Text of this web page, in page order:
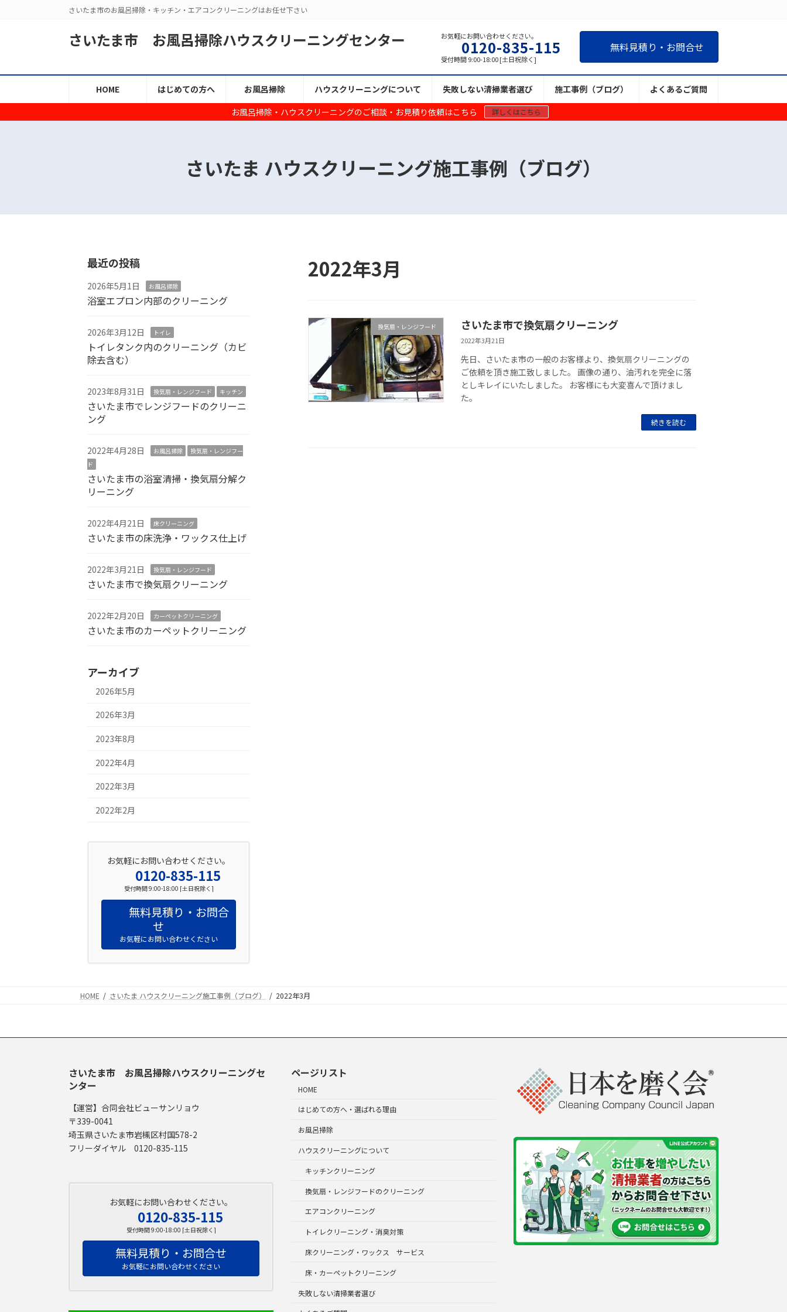
へ
キ
ッ
ョ
に
移
さいたま市のお風呂掃除・キッチン・エアコンクリーニングはお任せ下さい
さいたま市 お風呂掃除ハウスクリーニングセンター お気軽にお問い合わせください。
0120-835-115
受付時間 9:00-18:00 [土日祝除く]
無料見積り・お問合せ
HOME はじめての方へ お風呂掃除 ハウスクリーニングについて 失敗しない清掃業者選び 施工事例（ブログ）
よくあるご質問
お風呂掃除・ハウスクリーニングのご相談・お見積り依頼はこちら
詳しくはこちら
さいたま ハウスクリーニング施工事例（ブログ）
2022年3月
換気扇・レンジフード さいたま市で換気扇クリーニング
2022年3月21日
先日、さいたま市の一般のお客様より、換気扇クリーニングの
ご依頼を頂き施工致しました。 画像の通り、油汚れを完全に落
としキレイにいたしました。 お客様にも大変喜んで頂けまし
た。
続きを読む
最近の投稿
2026年5月1日 お風呂掃除
浴室エプロン内部のクリーニング
2026年3月12日 トイレ
トイレタンク内のクリーニング（カビ
除去含む）
2023年8月31日 換気扇・レンジフード キッチン
さいたま市でレンジフードのクリーニ
ング
2022年4月28日 お風呂掃除
換気扇・レンジフー
ド
さいたま市の浴室清掃・換気扇分解ク
リーニング
2022年4月21日 床クリーニング
さいたま市の床洗浄・ワックス仕上げ
2022年3月21日 換気扇・レンジフード
さいたま市で換気扇クリーニング
2022年2月20日 カーペットクリーニング
さいたま市のカーペットクリーニング
アーカイブ
2026年5月
2026年3月
2023年8月
2022年4月
2022年3月
2022年2月
お気軽にお問い合わせください。
0120-835-115
受付時間 9:00-18:00 [土日祝除く]
無料見積り・お問合
せ
お気軽にお問い合わせください
HOME さいたま ハウスクリーニング施工事例（ブログ） 2022年3月
さいたま市 お風呂掃除ハウスクリーニングセ
ンター
【運営】合同会社ビューサンリョウ
〒339-0041
埼玉県さいたま市岩槻区村国578-2
フリーダイヤル 0120-835-115
お気軽にお問い合わせください。
0120-835-115
受付時間 9:00-18:00 [土日祝除く]
無料見積り・お問合せ
お気軽にお問い合わせください
ページリスト
HOME
はじめての方へ・選ばれる理由
お風呂掃除
ハウスクリーニングについて
キッチンクリーニング
換気扇・レンジフードのクリーニング
エアコンクリーニング
トイレクリーニング・消臭対策
床クリーニング・ワックス サービス
床・カーペットクリーニング
失敗しない清掃業者選び